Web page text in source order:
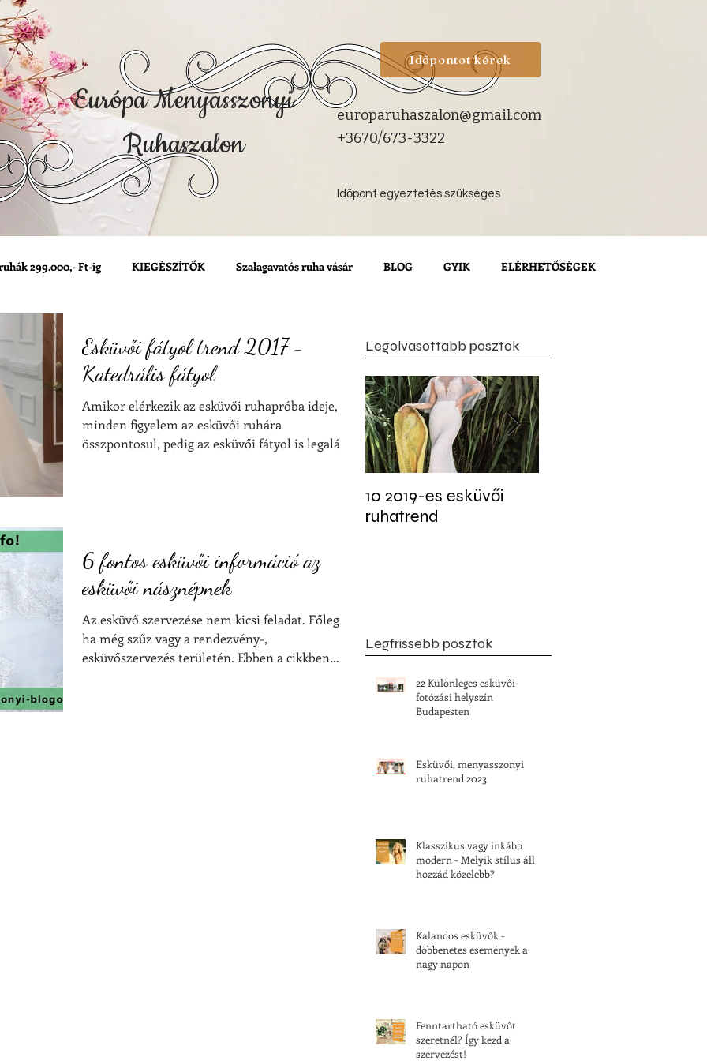
europaruhaszalon@gmail.com
+3670/673-3322
Időpont egyeztetés szükséges
Európa Menyasszonyi
Ruhaszalon
Időpontot kérek
299.000,- Ft-ig KIEGÉSZÍTŐK Szalagavatós ruha vásár BLOG GYIK ELÉRHETŐSÉGEK
Esküvői fátyol trend 2017 -
Katedrális fátyol
Amikor elérkezik az esküvői ruhapróba ideje,
minden figyelem az esküvői ruhára
összpontosul, pedig az esküvői fátyol is legalább
6 fontos esküvői információ az
esküvői násznépnek
Az esküvő szervezése nem kicsi feladat. Főleg,
ha még szűz vagy a rendezvény-,
esküvőszervezés területén. Ebben a cikkben
Legolvasottabb posztok
10 2019-es esküvői
ruhatrend
Legfrissebb posztok
22 Különleges esküvői
fotózási helyszín
Budapesten
Esküvői, menyasszonyi
ruhatrend 2023
Klasszikus vagy inkább
modern - Melyik stílus áll
hozzád közelebb?
Kalandos esküvők -
döbbenetes események a
nagy napon
Fenntartható esküvőt
szeretnél? Így kezd a
szervezést!